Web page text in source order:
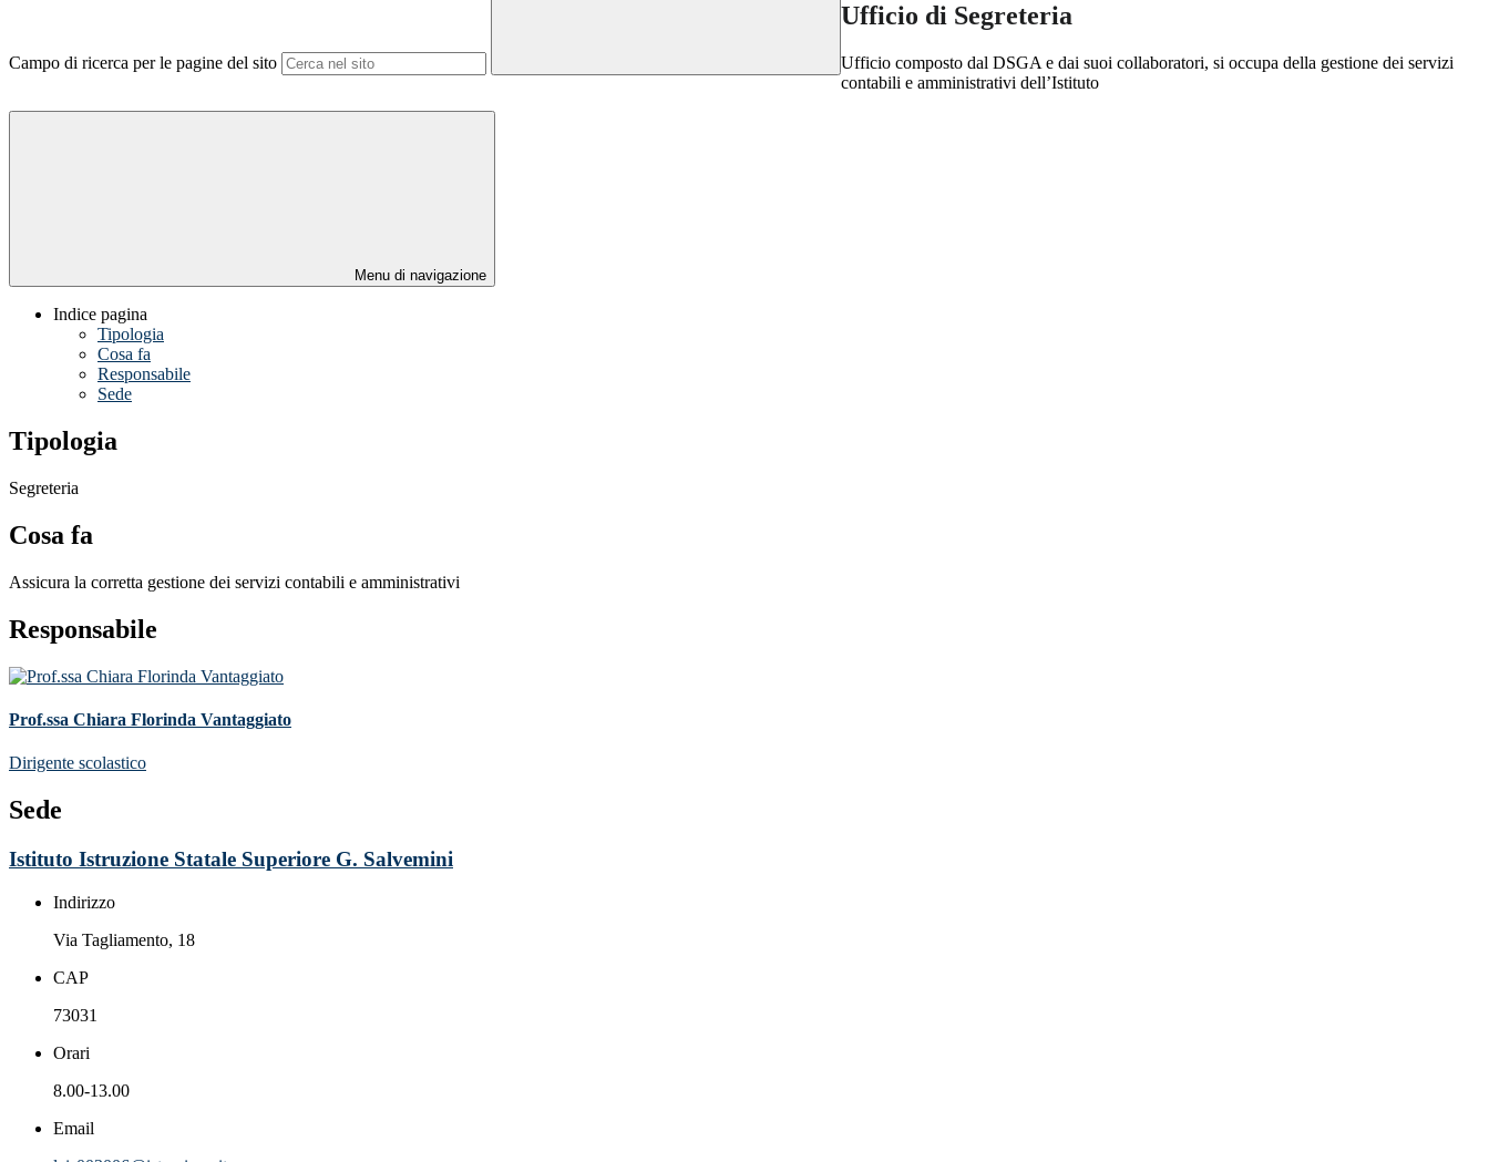
Campo di ricerca per le pagine del sito
Ufficio di Segreteria
Ufficio composto dal DSGA e dai suoi collaboratori, si occupa della gestione dei servizi
contabili e amministrativi dell’Istituto
Menu di navigazione
Indice pagina
Tipologia
Cosa fa
Responsabile
Sede
Tipologia
Segreteria
Cosa fa
Assicura la corretta gestione dei servizi contabili e amministrativi
Responsabile
Prof.ssa Chiara Florinda Vantaggiato
Dirigente scolastico
Sede
Istituto Istruzione Statale Superiore G. Salvemini
Indirizzo
Via Tagliamento, 18
CAP
73031
Orari
8.00-13.00
Email